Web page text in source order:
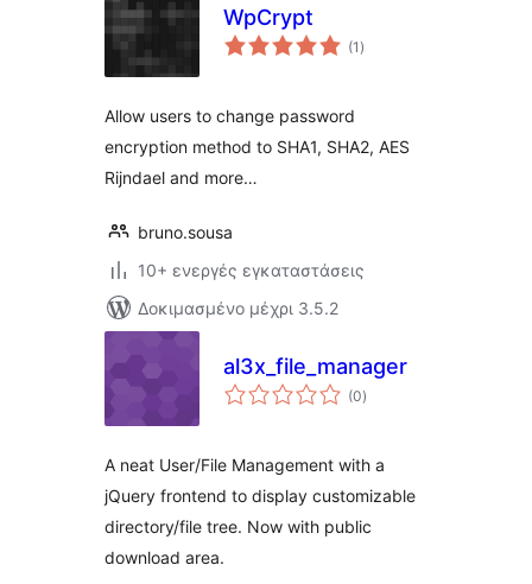
WpCrypt
(1 αξιολογήσεις
σύνολο
)
Allow users to change password
encryption method to SHA1, SHA2, AES
Rijndael and more…
bruno.sousa
10+ ενεργές εγκαταστάσεις
Δοκιμασμένο μέχρι 3.5.2
al3x_file_manager
(0αξιολογήσεις
σύνολο
)
A neat User/File Management with a
jQuery frontend to display customizable
directory/file tree. Now with public
download area.